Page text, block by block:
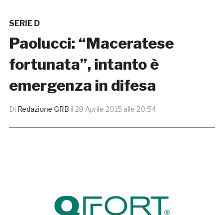
SERIE D
Paolucci: “Maceratese
fortunata”, intanto è
emergenza in difesa
Di Redazione GRB il 28 Aprile 2015 alle 20:54